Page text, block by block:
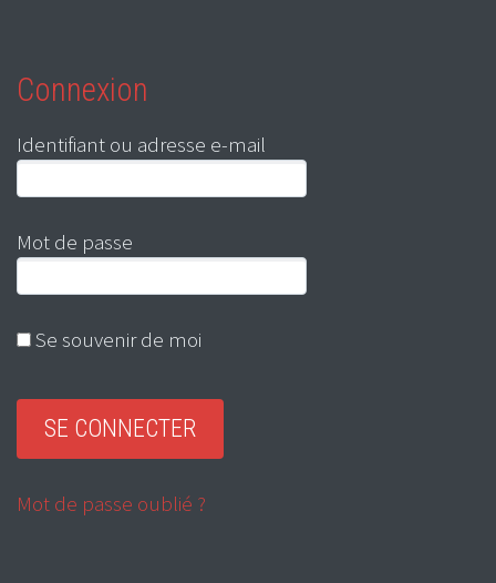
Connexion
Identifiant ou adresse e-mail
Mot de passe
Se souvenir de moi
Mot de passe oublié ?